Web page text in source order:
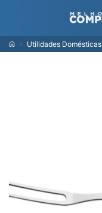
Utilidades Domésticas